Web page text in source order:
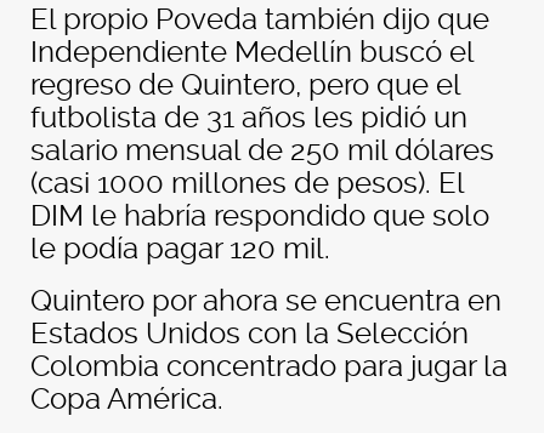
El propio Poveda también dijo que
Independiente Medellín buscó el
regreso de Quintero, pero que el
futbolista de 31 años les pidió un
salario mensual de 250 mil dólares
(casi 1000 millones de pesos). El
DIM le habría respondido que solo
le podía pagar 120 mil.
Quintero por ahora se encuentra en
Estados Unidos con la Selección
Colombia concentrado para jugar la
Copa América.